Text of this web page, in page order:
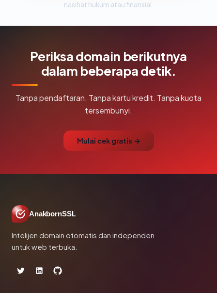
nasihat hukum atau finansial.
Periksa domain berikutnya
dalam beberapa detik.
Tanpa pendaftaran. Tanpa kartu kredit. Tanpa kuota
tersembunyi.
Mulai cek gratis →
AnakbornSSL
Intelijen domain otomatis dan independen
untuk web terbuka.